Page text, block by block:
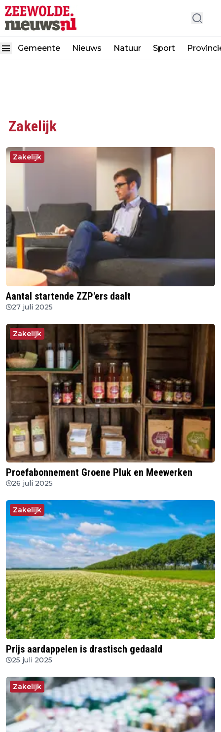
Gemeente Nieuws Natuur Sport
Zakelijk
Zakelijk
Aantal startende ZZP'ers daalt
27 juli 2025
Zakelijk
Proefabonnement Groene Pluk en Meewerken
26 juli 2025
Zakelijk
Prijs aardappelen is drastisch gedaald
25 juli 2025
Zakelijk